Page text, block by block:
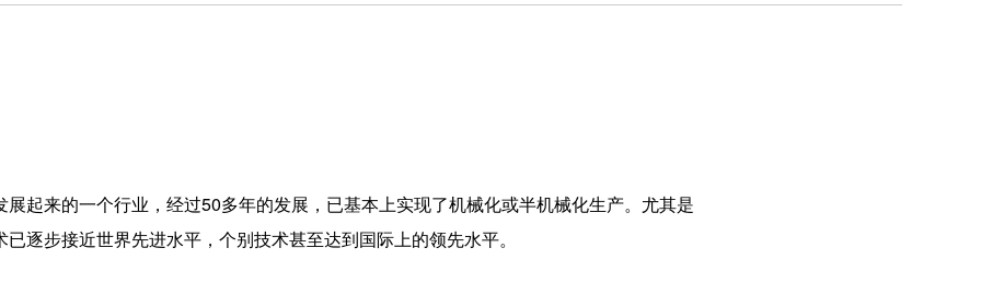
起来的一个行业，经过50多年的发展，已基本上实现了机械化或半机械化生产。尤其是
逐步接近世界先进水平，个别技术甚至达到国际上的领先水平。